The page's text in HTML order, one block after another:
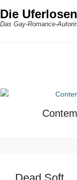
Die Uferlosen
Das Gay-Romance-